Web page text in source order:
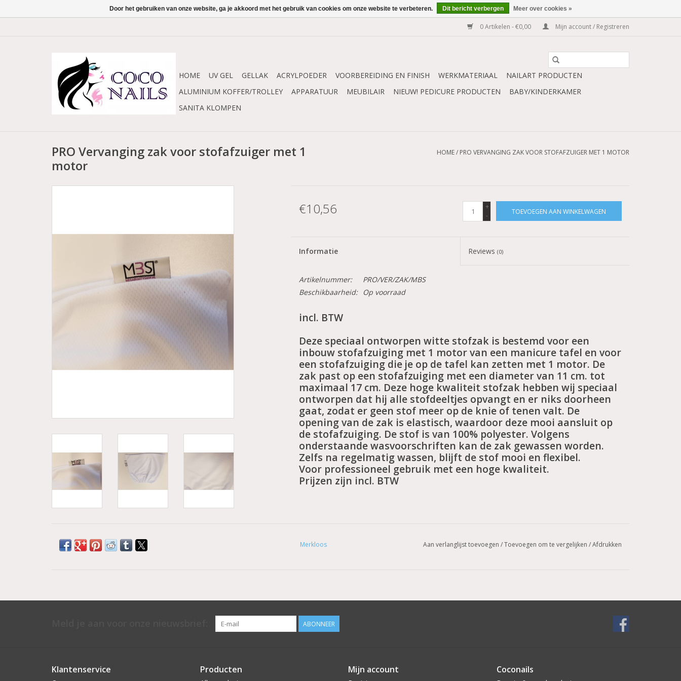
0 Artikelen - €0,00 Mijn account / Registreren
HOME UV GEL GELLAK ACRYLPOEDER VOORBEREIDING EN FINISH WERKMATERIAAL
NAILART PRODUCTEN
ALUMINIUM KOFFER/TROLLEY
APPARATUUR MEUBILAIR NIEUW! PEDICURE PRODUCTEN
BABY/KINDERKAMER
SANITA KLOMPEN
PRO Vervanging zak voor stofafzuiger met 1
motor
HOME/ PRO VERVANGING ZAK VOOR STOFAFZUIGER MET 1 MOTOR
€10,56
+
-
TOEVOEGEN AAN WINKELWAGEN
Informatie Reviews(0)
Artikelnummer:
PRO/VER/ZAK/MBS
Beschikbaarheid:
Op voorraad
incl. BTW
Deze speciaal ontworpen witte stofzak is bestemd voor een
inbouw stofafzuiging met 1 motor van een manicure tafel en voor
een stofafzuiging die je op de tafel kan zetten met 1 motor. De
zak past op een stofafzuiging met een diameter van 11 cm. tot
maximaal 17 cm. Deze hoge kwaliteit stofzak hebben wij speciaal
ontworpen dat hij alle stofdeeltjes opvangt en er niks doorheen
gaat, zodat er geen stof meer op de knie of tenen valt. De
opening van de zak is elastisch, waardoor deze mooi aansluit op
de stofafzuiging. De stof is van 100% polyester. Volgens
onderstaande wasvoorschriften kan de zak gewassen worden.
Zelfs na regelmatig wassen, blijft de stof mooi en flexibel.
Voor professioneel gebruik met een hoge kwaliteit.
Prijzen zijn incl. BTW
Merkloos Aan verlanglijst toevoegen /Toevoegen om te vergelijken /Afdrukken
ABONNEER
Klantenservice Producten Mijn account Coconails
Door het gebruiken van onze website, ga je akkoord met het gebruik van cookies om onze website te verbeteren. Dit bericht verbergen Meer over cookies »